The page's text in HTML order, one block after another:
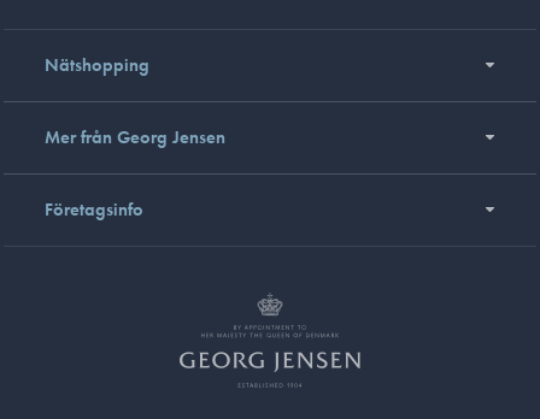
Nätshopping
Mer från Georg Jensen
Företagsinfo